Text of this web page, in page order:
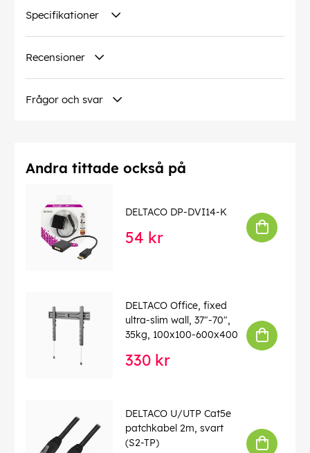
Specifikationer
Recensioner
Frågor och svar
Andra tittade också på
DELTACO DP-DVI14-K
54 kr
DELTACO Office, fixed
ultra-slim wall, 37"-70",
35kg, 100x100-600x400
330 kr
DELTACO U/UTP Cat5e
patchkabel 2m, svart
(S2-TP)